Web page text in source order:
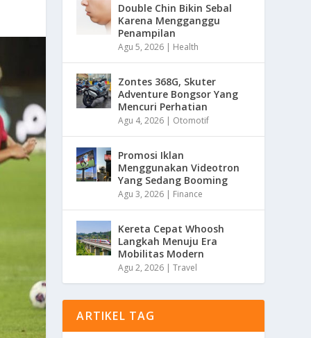
Double Chin Bikin Sebal
Karena Mengganggu
Penampilan
Agu 5, 2026 | Health
Zontes 368G, Skuter
Adventure Bongsor Yang
Mencuri Perhatian
Agu 4, 2026 | Otomotif
Promosi Iklan
Menggunakan Videotron
Yang Sedang Booming
Agu 3, 2026 | Finance
Kereta Cepat Whoosh
Langkah Menuju Era
Mobilitas Modern
Agu 2, 2026 |Travel
ARTIKEL TAG